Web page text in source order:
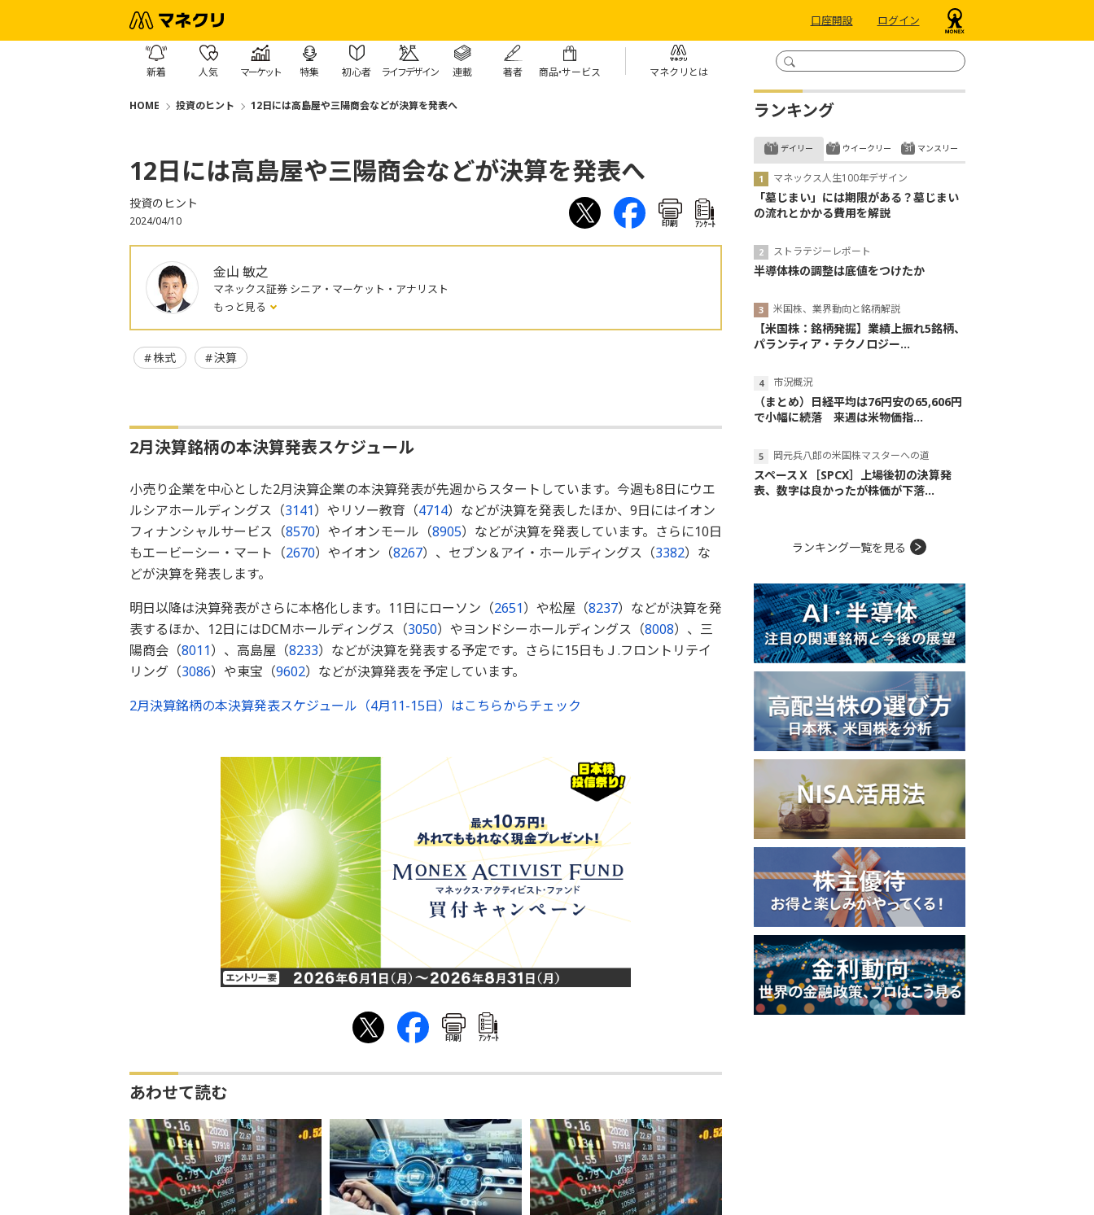
口座開設 ログイン
新着 人気 マーケット 特集 初心者 ライフデザイン 連載 著者 商品・サービス マネクリとは
HOME 投資のヒント 12日には高島屋や三陽商会などが決算を発表へ
12日には高島屋や三陽商会などが決算を発表へ
投資のヒント
2024/04/10 印刷 ｱﾝｹｰﾄ
金山 敏之
マネックス証券 シニア・マーケット・アナリスト
もっと見る
株式 決算
2月決算銘柄の本決算発表スケジュール
小売り企業を中心とした2月決算企業の本決算発表が先週からスタートしています。今週も8日にウエ
ルシアホールディングス（3141）やリソー教育（4714）などが決算を発表したほか、9日にはイオン
フィナンシャルサービス（8570）やイオンモール（8905）などが決算を発表しています。さらに10日
もエービーシー・マート（2670）やイオン（8267）、セブン＆アイ・ホールディングス（3382）な
どが決算を発表します。
明日以降は決算発表がさらに本格化します。11日にローソン（2651）や松屋（8237）などが決算を発
表するほか、12日にはDCMホールディングス（3050）やヨンドシーホールディングス（8008）、三
陽商会（8011）、高島屋（8233）などが決算を発表する予定です。さらに15日もＪ.フロントリテイ
リング（3086）や東宝（9602）などが決算発表を予定しています。
2月決算銘柄の本決算発表スケジュール（4月11-15日）はこちらからチェック
印刷 ｱﾝｹｰﾄ
あわせて読む
ランキング
デイリー
マネックス人生100年デザイン
「墓じまい」には期限がある？墓じまい
の流れとかかる費用を解説
ストラテジーレポート
半導体株の調整は底値をつけたか
米国株、業界動向と銘柄解説
【米国株：銘柄発掘】業績上振れ5銘柄、
パランティア・テクノロジー...
市況概況
（まとめ）日経平均は76円安の65,606円
で小幅に続落 来週は米物価指...
岡元兵八郎の米国株マスターへの道
スペースＸ［SPCX］上場後初の決算発
表、数字は良かったが株価が下落...
ウイークリー マンスリー
ランキング一覧を見る